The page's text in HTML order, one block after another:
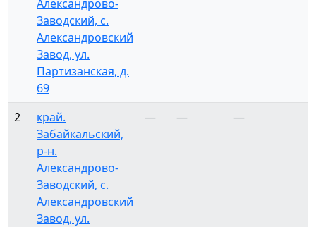
Александрово-
Заводский, с.
Александровский
Завод, ул.
Партизанская, д.
69
2
край.
Забайкальский,
р-н.
Александрово-
Заводский, с.
Александровский
Завод, ул.
— — —